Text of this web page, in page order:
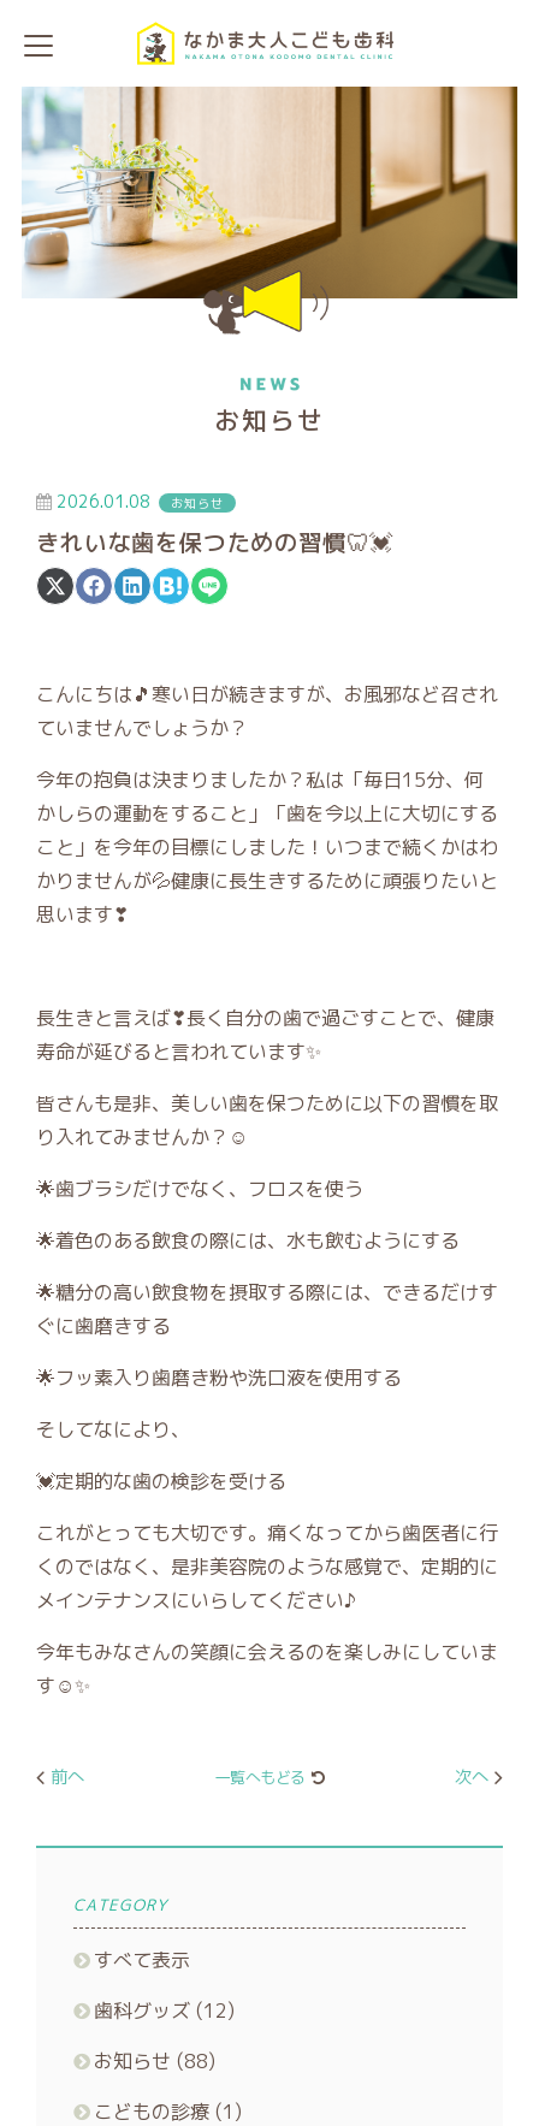
お知らせ
2026.01.08 お知らせ
きれいな歯を保つための習慣🦷💓
ShareShareShare
on
Share
on
Share
on
こんにちは🎵寒い日が続きますが、お風邪など召され
ていませんでしょうか？
今年の抱負は決まりましたか？私は「毎日15分、何
かしらの運動をすること」「歯を今以上に大切にする
こと」を今年の目標にしました！いつまで続くかはわ
かりませんが💦健康に長生きするために頑張りたいと
思います❣
長生きと言えば❣長く自分の歯で過ごすことで、健康
寿命が延びると言われています✨
皆さんも是非、美しい歯を保つために以下の習慣を取
り入れてみませんか？☺
🌟歯ブラシだけでなく、フロスを使う
🌟着色のある飲食の際には、水も飲むようにする
🌟糖分の高い飲食物を摂取する際には、できるだけす
ぐに歯磨きする
🌟フッ素入り歯磨き粉や洗口液を使用する
そしてなにより、
💓定期的な歯の検診を受ける
これがとっても大切です。痛くなってから歯医者に行
くのではなく、是非美容院のような感覚で、定期的に
メインテナンスにいらしてください♪
今年もみなさんの笑顔に会えるのを楽しみにしていま
す☺✨
前へ 一覧へもどる 次へ
CATEGORY
すべて表示
歯科グッズ (12)
お知らせ (88)
こどもの診療 (1)